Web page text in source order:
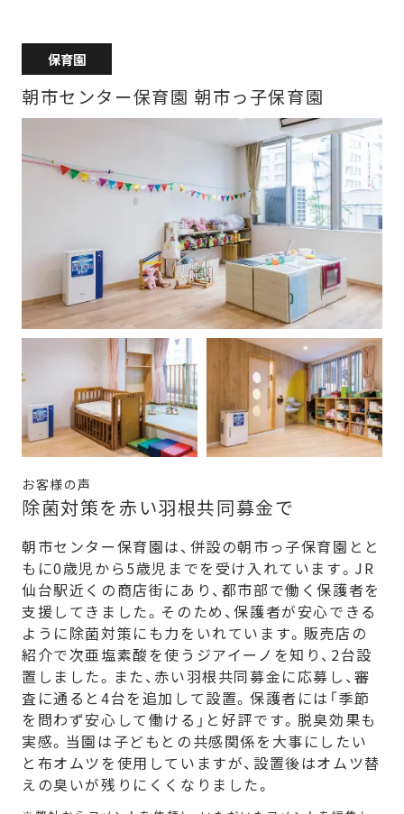
保育園
朝市センター保育園 朝市っ子保育園
お客様の声
除菌対策を赤い羽根共同募金で
朝市センター保育園は、併設の朝市っ子保育園とと
もに0歳児から5歳児までを受け入れています。JR
仙台駅近くの商店街にあり、都市部で働く保護者を
支援してきました。そのため、保護者が安心できる
ように除菌対策にも力をいれています。販売店の
紹介で次亜塩素酸を使うジアイーノを知り、2台設
置しました。また、赤い羽根共同募金に応募し、審
査に通ると4台を追加して設置。保護者には「季節
を問わず安心して働ける」と好評です。脱臭効果も
実感。当園は子どもとの共感関係を大事にしたい
と布オムツを使用していますが、設置後はオムツ替
えの臭いが残りにくくなりました。